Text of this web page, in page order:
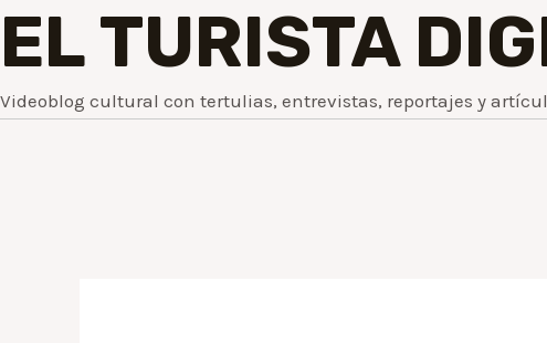
EL TURISTA
Videoblog cultural con tertulias, entrevistas, reportajes y